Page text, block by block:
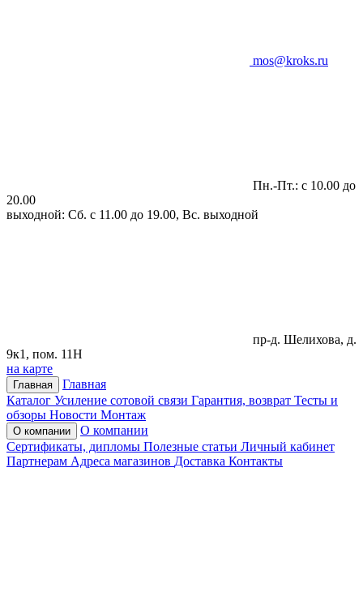
mos@kroks.ru
Пн.-Пт.: с 10.00 до
20.00
выходной: Сб. с 11.00 до 19.00, Вс. выходной
пр-д. Шелихова, д.
9к1, пом. 11Н
на карте
Главная
Главная
Каталог Усиление сотовой связи Гарантия, возврат Тесты и
обзоры Новости Монтаж
О компании
О компании
Сертификаты, дипломы Полезные статьи Личный кабинет
Партнерам Адреса магазинов Доставка Контакты